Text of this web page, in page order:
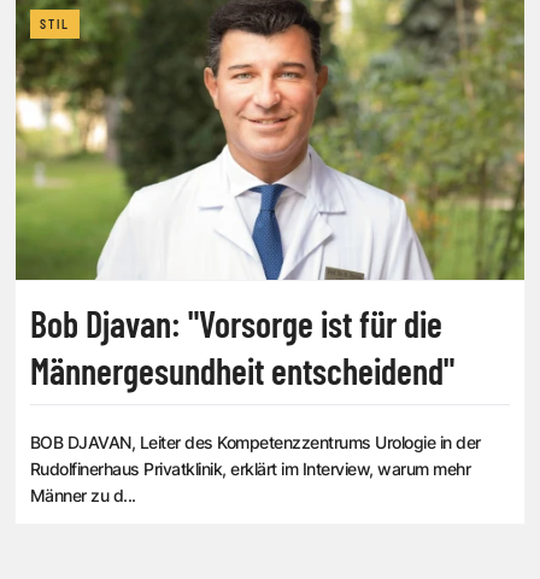
STIL
Bob Djavan: "Vorsorge ist für die
Männergesundheit entscheidend"
BOB DJAVAN, Leiter des Kompetenzzentrums Urologie in der
Rudolfinerhaus Privatklinik, erklärt im Interview, warum mehr
Männer zu d...